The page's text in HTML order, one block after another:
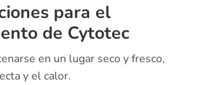
para el
de Cytotec
en un lugar seco y fresco,
y el calor.